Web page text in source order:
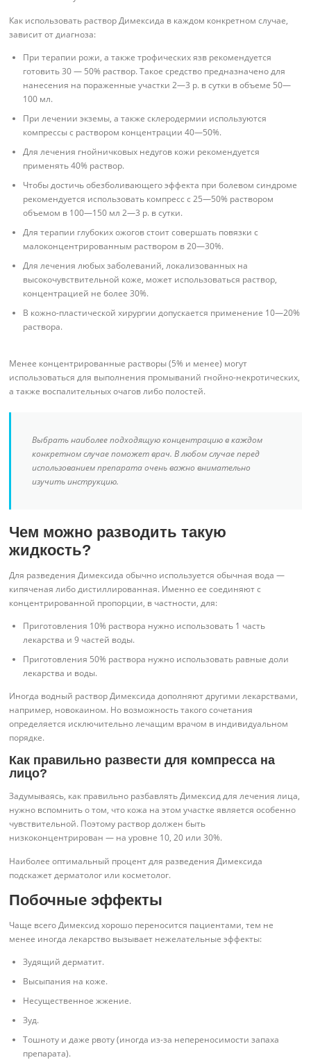
Как использовать раствор Димексида в каждом конкретном случае,
зависит от диагноза:
При терапии рожи, а также трофических язв рекомендуется
готовить 30 — 50% раствор. Такое средство предназначено для
нанесения на пораженные участки 2—3 р. в сутки в объеме 50—
100 мл.
При лечении экземы, а также склеродермии используются
компрессы с раствором концентрации 40—50%.
Для лечения гнойничковых недугов кожи рекомендуется
применять 40% раствор.
Чтобы достичь обезболивающего эффекта при болевом синдроме
рекомендуется использовать компресс с 25—50% раствором
объемом в 100—150 мл 2—3 р. в сутки.
Для терапии глубоких ожогов стоит совершать повязки с
малоконцентрированным раствором в 20—30%.
Для лечения любых заболеваний, локализованных на
высокочувствительной коже, может использоваться раствор,
концентрацией не более 30%.
В кожно-пластической хирургии допускается применение 10—20%
раствора.
Менее концентрированные растворы (5% и менее) могут
использоваться для выполнения промываний гнойно-некротических,
а также воспалительных очагов либо полостей.
Выбрать наиболее подходящую концентрацию в каждом
конкретном случае поможет врач. В любом случае перед
использованием препарата очень важно внимательно
изучить инструкцию.
Чем можно разводить такую
жидкость?
Для разведения Димексида обычно используется обычная вода —
кипяченая либо дистиллированная. Именно ее соединяют с
концентрированной пропорции, в частности, для:
Приготовления 10% раствора нужно использовать 1 часть
лекарства и 9 частей воды.
Приготовления 50% раствора нужно использовать равные доли
лекарства и воды.
Иногда водный раствор Димексида дополняют другими лекарствами,
например, новокаином. Но возможность такого сочетания
определяется исключительно лечащим врачом в индивидуальном
порядке.
Как правильно развести для компресса на
лицо?
Задумываясь, как правильно разбавлять Димексид для лечения лица,
нужно вспомнить о том, что кожа на этом участке является особенно
чувствительной. Поэтому раствор должен быть
низкоконцентрирован — на уровне 10, 20 или 30%.
Наиболее оптимальный процент для разведения Димексида
подскажет дерматолог или косметолог.
Побочные эффекты
Чаще всего Димексид хорошо переносится пациентами, тем не
менее иногда лекарство вызывает нежелательные эффекты:
Зудящий дерматит.
Высыпания на коже.
Несущественное жжение.
Зуд.
Тошноту и даже рвоту (иногда из-за непереносимости запаха
препарата).